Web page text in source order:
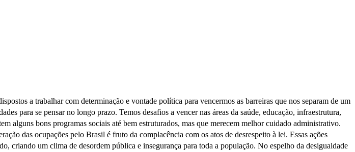
a trabalhar com determinação e vontade política para vencermos as barreiras que nos separam de um
para se pensar no longo prazo. Temos desafios a vencer nas áreas da saúde, educação, infraestrutura,
alguns bons programas sociais até bem estruturados, mas que merecem melhor cuidado administrativo.
das ocupações pelo Brasil é fruto da complacência com os atos de desrespeito à lei. Essas ações
criando um clima de desordem pública e insegurança para toda a população. No espelho da desigualdade